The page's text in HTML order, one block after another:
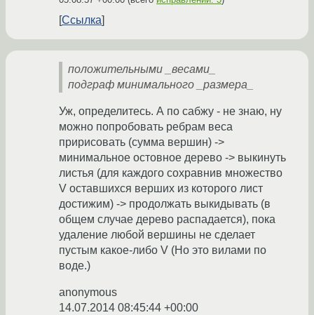
Ссылка
положительными _весами_
подграф минимального _размера_
Уж, определитесь. А по сабжу - не знаю, ну
можно попробовать ребрам веса
пририсовать (сумма вершин) ->
минимальное остовное дерево -> выкинуть
листья (для каждого сохравнив множество
V оставшихся верших из которого лист
достижим) -> продолжать выкидывать (в
общем случае дерево распадается), пока
удаление любой вершины не сделает
пустым какое-либо V (Но это вилами по
воде.)
anonymous
14.07.2014 08:45:44 +00:00